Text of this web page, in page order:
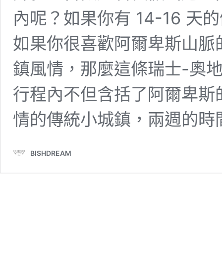
內呢？如果你有 14-16 天
如果你很喜歡阿爾卑斯山
鎮風情，那麼這條瑞士-奧
行程內不但含括了阿爾卑
情的傳統小城鎮，兩週的時
BISHDREAM